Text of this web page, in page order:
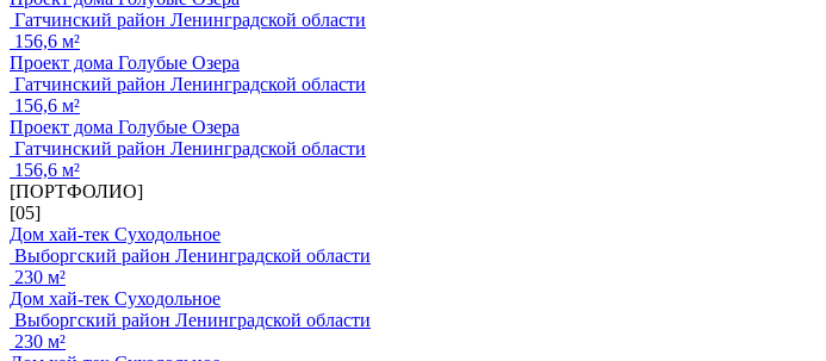
Гатчинский район Ленинградской области
156,6 м²
Проект дома Голубые Озера
Гатчинский район Ленинградской области
156,6 м²
Проект дома Голубые Озера
Гатчинский район Ленинградской области
156,6 м²
[ПОРТФОЛИО]
[05]
Дом хай-тек Суходольное
Выборгский район Ленинградской области
230 м²
Дом хай-тек Суходольное
Выборгский район Ленинградской области
230 м²